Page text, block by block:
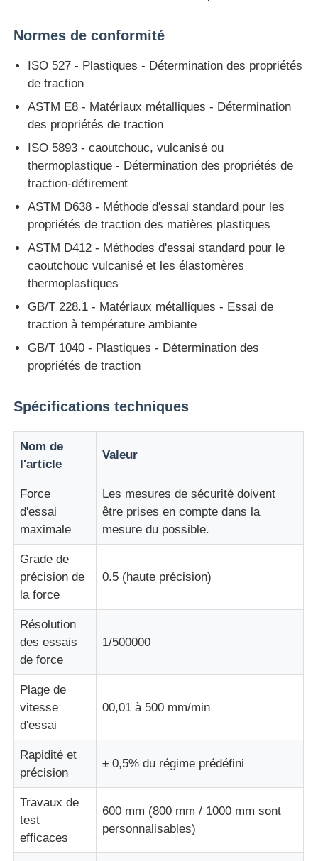
Machine d'essai d'impact
Machine d'essai d'abrasion
équipement d'essai en caoutchouc
Équipement d'essai de chaussures
Équipement d'essai des matériaux de construction
Équipement d'essai des emballages
Équipement d'essai des adhésifs
machine d'essai de tissu
appareil de contrôle de dureté
Normes de conformité
ISO 527 - Plastiques - Détermination des propriétés
de traction
ASTM E8 - Matériaux métalliques - Détermination
des propriétés de traction
ISO 5893 - caoutchouc, vulcanisé ou
thermoplastique - Détermination des propriétés de
traction-détirement
ASTM D638 - Méthode d'essai standard pour les
propriétés de traction des matières plastiques
ASTM D412 - Méthodes d'essai standard pour le
caoutchouc vulcanisé et les élastomères
thermoplastiques
GB/T 228.1 - Matériaux métalliques - Essai de
traction à température ambiante
GB/T 1040 - Plastiques - Détermination des
propriétés de traction
Spécifications techniques
Nom de
l'article
Valeur
Force
d'essai
maximale
Les mesures de sécurité doivent
être prises en compte dans la
mesure du possible.
Grade de
précision de
la force
0.5 (haute précision)
Résolution
des essais
de force
1/500000
Plage de
vitesse
d'essai
00,01 à 500 mm/min
Rapidité et
précision
± 0,5% du régime prédéfini
Travaux de
test
efficaces
600 mm (800 mm / 1000 mm sont
personnalisables)